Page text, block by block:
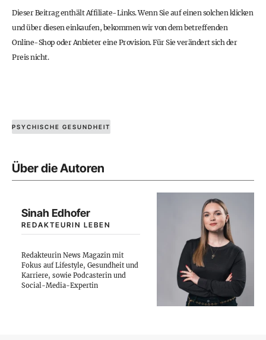
Dieser Beitrag enthält Affiliate-Links. Wenn Sie auf einen solchen klicken
und über diesen einkaufen, bekommen wir von dem betreffenden
Online-Shop oder Anbieter eine Provision. Für Sie verändert sich der
Preis nicht.
PSYCHISCHE GESUNDHEIT
Über die Autoren
Sinah Edhofer
REDAKTEURIN LEBEN
Redakteurin News Magazin mit
Fokus auf Lifestyle, Gesundheit und
Karriere, sowie Podcasterin und
Social-Media-Expertin